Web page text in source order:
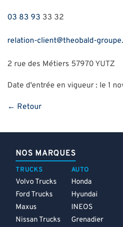
03 83 93 33 32
relation-client@theobald-
2 rue des Métiers 57970 YUTZ
Date d'entrée en vigueur : le 1
← Retour
NOS MARQUES
TRUCKS
Volvo Trucks
Ford Trucks
Maxus
Nissan Trucks
AUTO
Honda
Hyundai
INEOS
Grenadier